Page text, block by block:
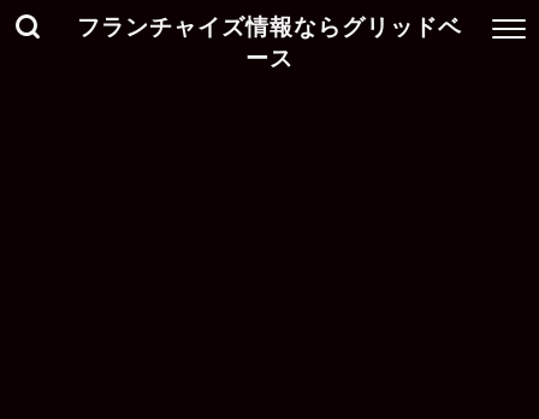
フランチャイズ情報ならグリッドベ
ース